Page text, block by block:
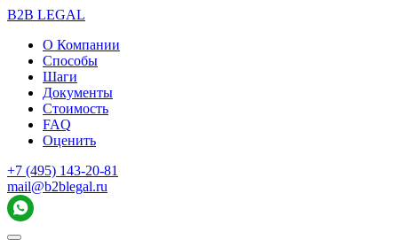
B2B LEGAL
О Компании
Способы
Шаги
Документы
Стоимость
FAQ
Оценить
+7 (495) 143-20-81
mail@b2blegal.ru